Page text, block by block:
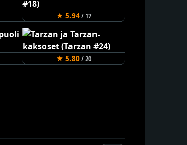
★ 5.94/ 17
★ 5.80/ 20